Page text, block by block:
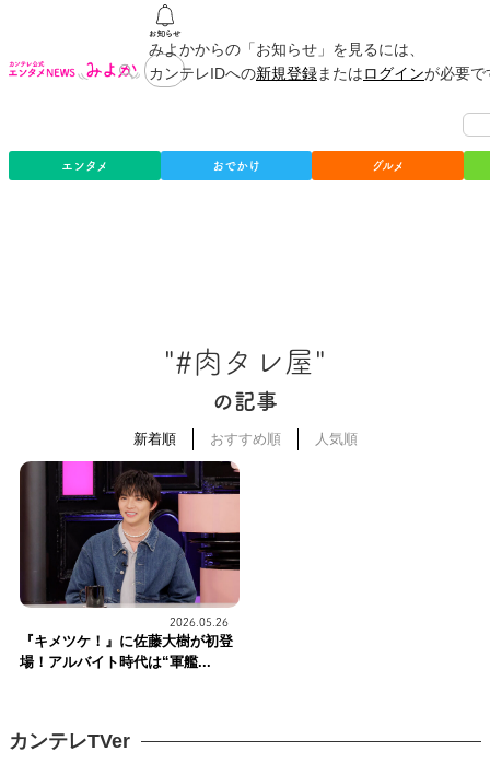
みよかからの「お知らせ」を見るには、
カンテレIDへの新規登録またはログインが必要
エンタメ おでかけ グルメ
"#肉タレ屋"
の記事
新着順 おすすめ順 人気順
2026.05.26
『キメツケ！』に佐藤大樹が初登
場！アルバイト時代は“軍艦...
カンテレTVer